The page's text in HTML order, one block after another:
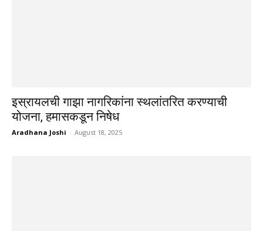
इस्रायलची गाझा नागरिकांना स्थलांतरित करण्याची
योजना, हमासकडून निषेध
Aradhana Joshi - August 18, 2025